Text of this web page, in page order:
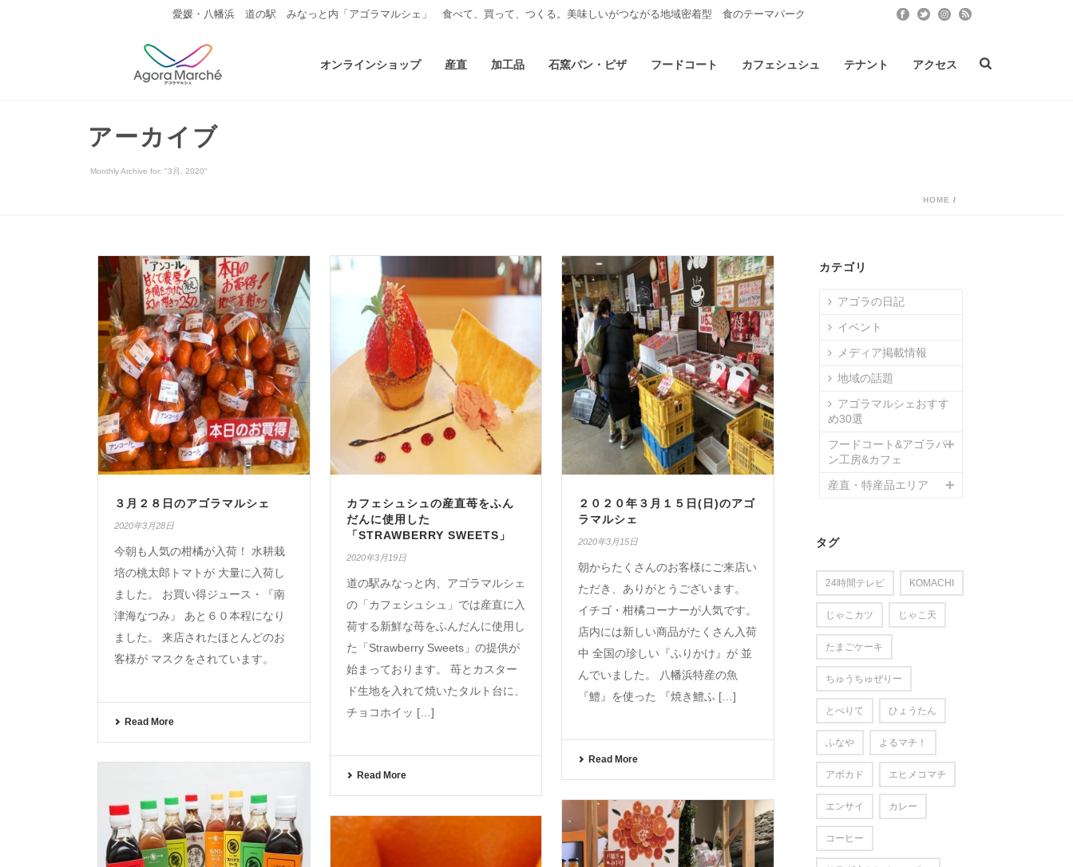
愛媛・八幡浜 道の駅 みなっと内「アゴラマルシェ」 食べて、買って、つくる。美味しいがつながる地域密着型 食のテーマパーク
オンラインショップ 産直 加工品 石窯パン・ピザ フードコート カフェシュシュ テナント アクセス
アーカイブ
Monthly Archive for: "3月, 2020"
HOME /
３月２８日のアゴラマルシェ
2020年3月28日
今朝も人気の柑橘が入荷！ 水耕栽
培の桃太郎トマトが 大量に入荷し
ました。 お買い得ジュース・『南
津海なつみ』 あと６０本程になり
ました。 来店されたほとんどのお
客様が マスクをされています。
Read More
カフェシュシュの産直苺をふん
だんに使用した
「STRAWBERRY SWEETS」
2020年3月19日
道の駅みなっと内、アゴラマルシェ
の「カフェシュシュ」では産直に入
荷する新鮮な苺をふんだんに使用し
た「Strawberry Sweets」の提供が
始まっております。 苺とカスター
ド生地を入れて焼いたタルト台に、
チョコホイッ […]
Read More
２０２０年３月１５日(日)のアゴ
ラマルシェ
2020年3月15日
朝からたくさんのお客様にご来店い
ただき、ありがとうございます。
イチゴ・柑橘コーナーが人気です。
店内には新しい商品がたくさん入荷
中 全国の珍しい『ふりかけ』が 並
んでいました。 八幡浜特産の魚
『鱧』を使った 『焼き鱧ふ […]
Read More
カテゴリ
アゴラの日記
イベント
メディア掲載情報
地域の話題
アゴラマルシェおすす
め30選
フードコート&アゴラパ
ン工房&カフェ
産直・特産品エリア
タグ
24時間テレビ KOMACHI
じゃこカツ じゃこ天
たまごケーキ
ちゅうちゅぜりー
とべりて ひょうたん
ふなや よるマチ！
アボカド エヒメコマチ
エンサイ カレー
コーヒー